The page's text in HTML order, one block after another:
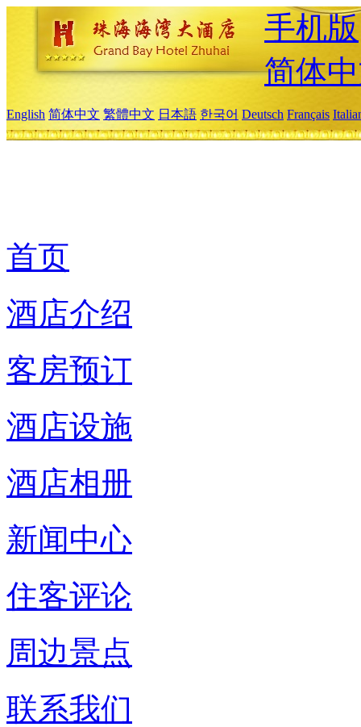
手机版
简体
English 简体中文 繁體中文 日本語 한국어 Deutsch Français
首页
酒店介绍
客房预订
酒店设施
酒店相册
新闻中心
住客评论
周边景点
联系我们